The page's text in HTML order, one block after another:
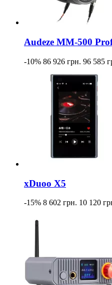
Audeze MM-500
-10% 86 926 грн. 96 585
xDuoo X5
-15% 8 602 грн. 10 120